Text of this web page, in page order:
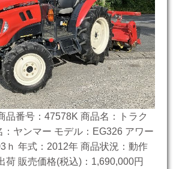
品番号：47578K 商品名：トラク
：ヤンマー モデル：EG326 アワー
ｈ 年式：2012年 商品状況：動作
荷 販売価格(税込)：1,690,000円